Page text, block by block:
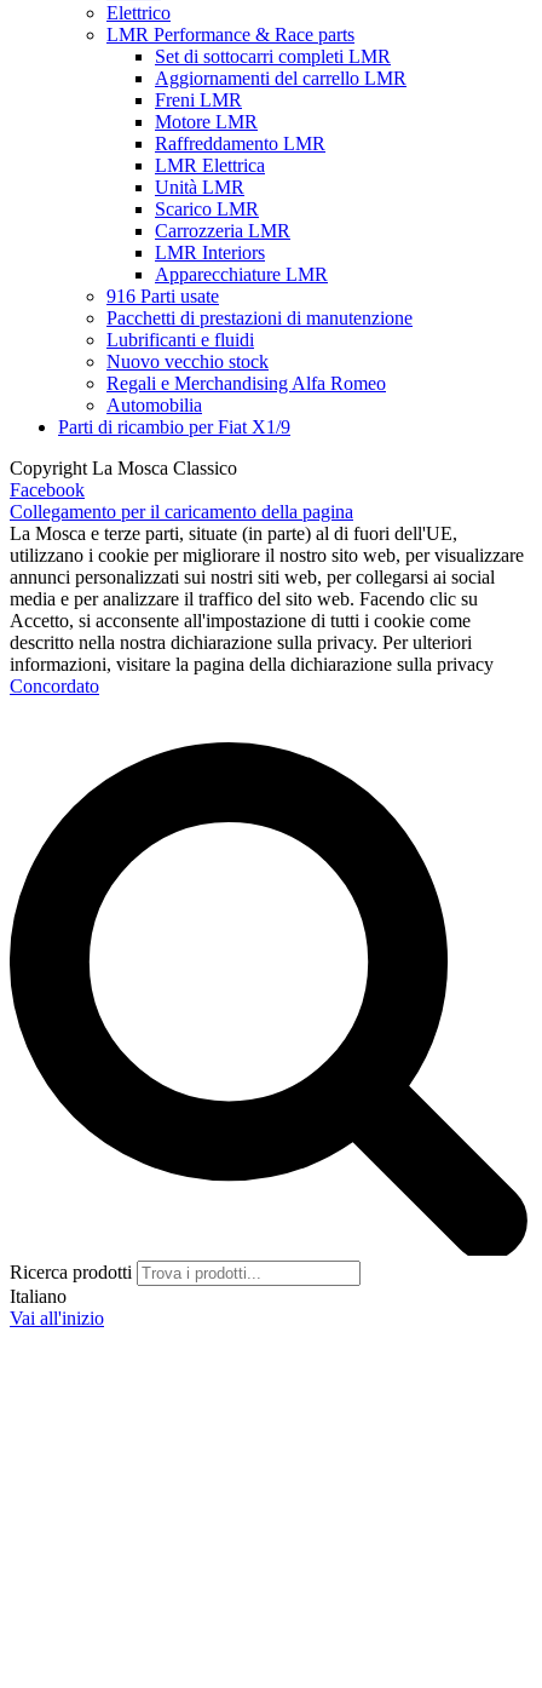
Elettrico
LMR Performance & Race parts
Set di sottocarri completi LMR
Aggiornamenti del carrello LMR
Freni LMR
Motore LMR
Raffreddamento LMR
LMR Elettrica
Unità LMR
Scarico LMR
Carrozzeria LMR
LMR Interiors
Apparecchiature LMR
916 Parti usate
Pacchetti di prestazioni di manutenzione
Lubrificanti e fluidi
Nuovo vecchio stock
Regali e Merchandising Alfa Romeo
Automobilia
Parti di ricambio per Fiat X1/9
Copyright La Mosca Classico
Facebook
Collegamento per il caricamento della pagina
La Mosca e terze parti, situate (in parte) al di fuori dell'UE,
utilizzano i cookie per migliorare il nostro sito web, per visualizzare
annunci personalizzati sui nostri siti web, per collegarsi ai social
media e per analizzare il traffico del sito web. Facendo clic su
Accetto, si acconsente all'impostazione di tutti i cookie come
descritto nella nostra dichiarazione sulla privacy. Per ulteriori
informazioni, visitare la pagina della dichiarazione sulla privacy
Concordato
Ricerca prodotti
Italiano
Vai all'inizio